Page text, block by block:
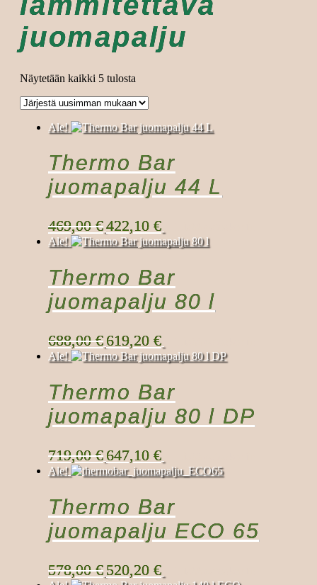
juomapalju
Näytetään kaikki 5 tulosta
latest
Ale!
Thermo Bar
juomapalju 44 L
469,00€ Alkuperäinen
hinta
oli:
422,10 €Nykyinen
hinta
on:
Ale!
Thermo Bar
juomapalju 80 l
688,00€ Alkuperäinen
hinta
oli:
619,20 €Nykyinen
hinta
on:
Ale!
Thermo Bar
juomapalju 80 l DP
719,00€ Alkuperäinen
hinta
oli:
647,10 €Nykyinen
hinta
on:
Ale!
Thermo Bar
juomapalju ECO 65
578,00€ Alkuperäinen
hinta
520,20 €Nykyinen
hinta